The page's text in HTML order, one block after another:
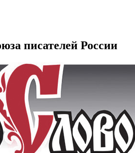
писателей России